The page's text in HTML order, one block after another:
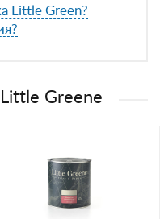
Little Green?
Greene